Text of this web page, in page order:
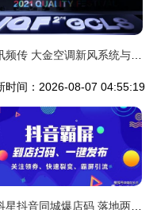
时间：2026-08-07 04:55:19